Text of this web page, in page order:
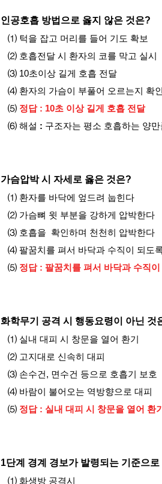
인공호흡 방법으로 옳지 않은 것은?
⑴ 턱을 잡고 머리를 들어 기도 확보
⑵ 호흡전달 시 환자의 코를 막고 실시
⑶ 10초이상 길게 호흡 전달
⑷ 환자의 가슴이 부풀어 오르는지 확인
⑸ 정답 : 10초 이상 길게 호흡 전달
⑹ 해설 : 구조자는 평소 호흡하는 양
가슴압박 시 자세로 옳은 것은?
⑴ 환자를 바닥에 엎드려 눕힌다
⑵ 가슴뼈 윗 부분을 강하게 압박한다
⑶ 호흡을 확인하며 천천히 압박한다
⑷ 팔꿈치를 펴서 바닥과 수직이 되도
⑸ 정답 : 팔꿈치를 펴서 바닥과 수직
화학무기 공격 시 행동요령이 아닌 것
⑴ 실내 대피 시 창문을 열어 환기
⑵ 고지대로 신속히 대피
⑶ 손수건, 면수건 등으로 호흡기 보호
⑷ 바람이 불어오는 역방향으로 대피
⑸ 정답 : 실내 대피 시 창문을 열어 환기
1단계 경계 경보가 발령되는 기준으
⑴ 화생방 공격시